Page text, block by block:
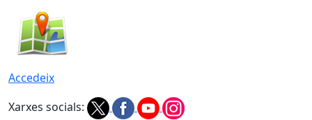
Accedeix
Xarxes socials: